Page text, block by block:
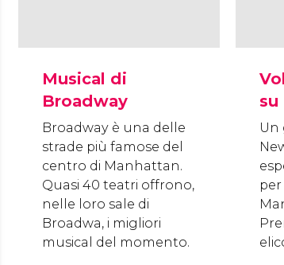
Musical di
Broadway
Broadway è una delle
strade più famose del
centro di Manhattan.
Quasi 40 teatri offrono,
nelle loro sale di
Broadwa, i migliori
musical del momento.
su
Un